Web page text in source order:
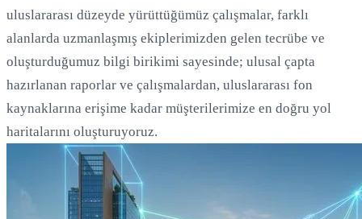
uluslararası düzeyde yürüttüğümüz çalışmalar, farklı
alanlarda uzmanlaşmış ekiplerimizden gelen tecrübe ve
oluşturduğumuz bilgi birikimi sayesinde; ulusal çapta
hazırlanan raporlar ve çalışmalardan, uluslararası fon
kaynaklarına erişime kadar müşterilerimize en doğru yol
haritalarını oluşturuyoruz.